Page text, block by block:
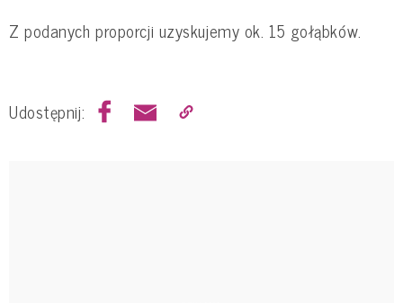
Z podanych proporcji uzyskujemy ok. 15 gołąbków.
Udostępnij: